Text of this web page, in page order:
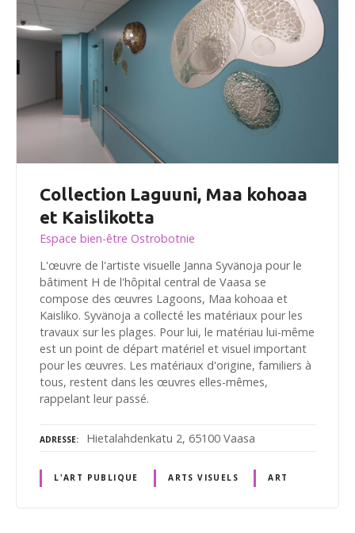
Collection Laguuni, Maa kohoaa
et Kaislikotta
Espace bien-être Ostrobotnie
L'œuvre de l'artiste visuelle Janna Syvänoja pour le
bâtiment H de l'hôpital central de Vaasa se
compose des œuvres Lagoons, Maa kohoaa et
Kaisliko. Syvänoja a collecté les matériaux pour les
travaux sur les plages. Pour lui, le matériau lui-même
est un point de départ matériel et visuel important
pour les œuvres. Les matériaux d'origine, familiers à
tous, restent dans les œuvres elles-mêmes,
rappelant leur passé.
ADRESSE Hietalahdenkatu 2, 65100 Vaasa
L'ART PUBLIQUE ARTS VISUELS ART